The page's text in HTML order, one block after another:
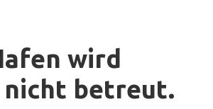
wird
betreut.